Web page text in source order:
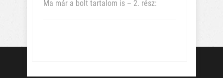
Ma már a bolt tartalom is – 2. rész: